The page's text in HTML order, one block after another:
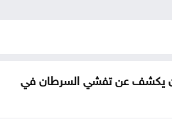
بالأردن
عبر الحدود الشمالية
بعنوان: دايماً بالعالي
يكشف عن تفشي السرطان في